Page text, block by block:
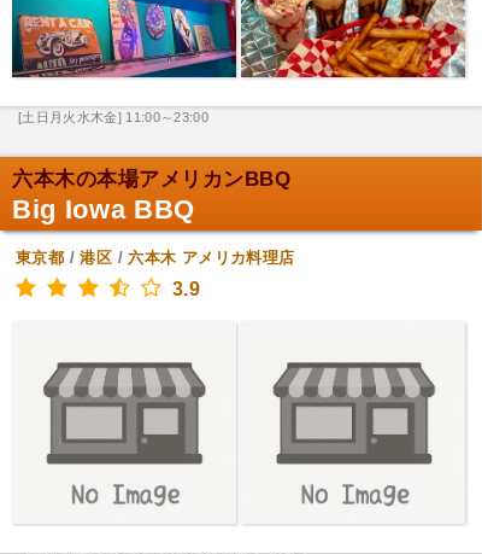
[土日月火水木金] 11:00～23:00
六本木の本場アメリカンBBQ
Big Iowa BBQ
東京都 /港区 /六本木 アメリカ料理店
3.9